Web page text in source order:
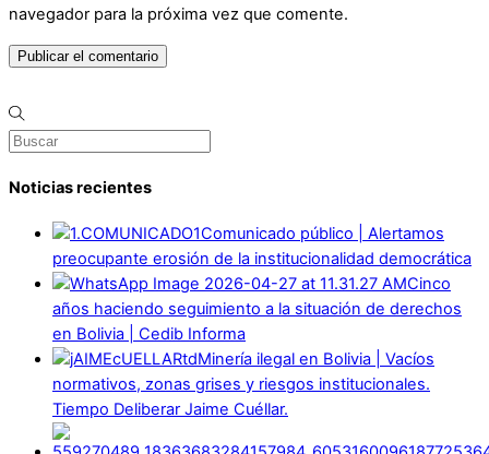
navegador para la próxima vez que comente.
Noticias recientes
Comunicado público | Alertamos
preocupante erosión de la institucionalidad democrática
Cinco
años haciendo seguimiento a la situación de derechos
en Bolivia | Cedib Informa
Minería ilegal en Bolivia | Vacíos
normativos, zonas grises y riesgos institucionales.
Tiempo Deliberar Jaime Cuéllar.